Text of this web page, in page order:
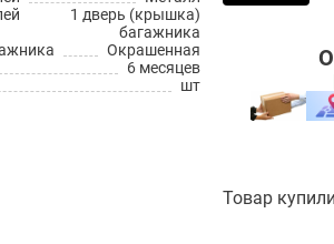
1 дверь (крышка)
багажника
Окрашенная
6 месяцев
шт
Товар